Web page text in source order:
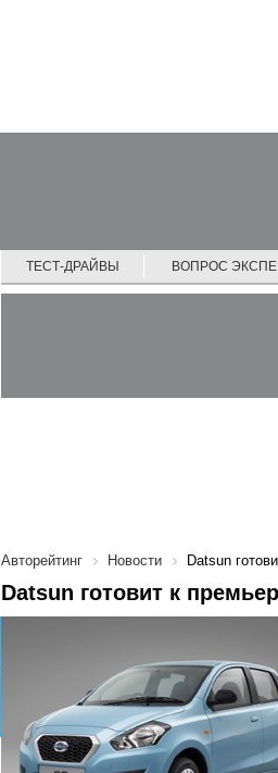
ТЕСТ-ДРАЙВЫ ВОПРОС
Авторейтинг Новости Datsun
Datsun готовит к